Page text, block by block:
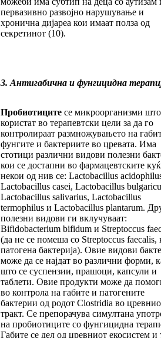
первазивно развојно нарушување и
хронична дијареа кои имаат полза од
секретинот (10).
3. Антигабична и фунгицидна
Пробиотицитесе микроорганизми што
користат во терапевтски цели за да го
контролираат размножувањето на
фунгите и бактериите во цревата. Има
стотици различни видови полезни
кои се достапни во фармацевтските
некои од нив се: Lactobacillus
Lactobacillus casei, Lactobacillus
Lactobacillus salivarius, Lactobacillus
termophilus и Lactobacillus plantarum.
полезни видови ги вклучуваат:
Bifidobacterium bifidum и Streptoccus
(да не се помеша со Streptoccus faecalis,
патогена бактерија). Овие видови
може да се најдат во различни форми,
што се суспензии, прашоци, капсули и
таблети. Овие продукти може да
во контрола на габите и патогените
бактерии од родот Clostridia во
тракт. Се препорачува симултана
на пробиотиците со фунгицидна
Габите се дел од цревниот екосистем и